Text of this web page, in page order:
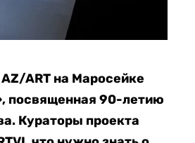
ART на Маросейке
посвященная 90-летию
Кураторы проекта